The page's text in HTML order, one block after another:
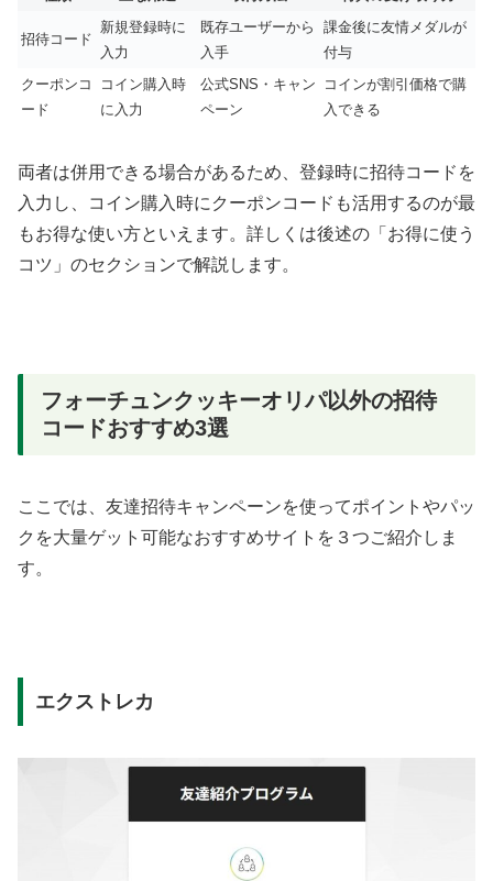
招待コード
新規登録時に
入力
既存ユーザーから
入手
課金後に友情メダルが
付与
クーポンコ
ード
コイン購入時
に入力
公式SNS・キャン
ペーン
コインが割引価格で購
入できる
両者は併用できる場合があるため、登録時に招待コードを
入力し、コイン購入時にクーポンコードも活用するのが最
もお得な使い方といえます。詳しくは後述の「お得に使う
コツ」のセクションで解説します。
フォーチュンクッキーオリパ以外の招待
コードおすすめ3選
ここでは、友達招待キャンペーンを使ってポイントやパッ
クを大量ゲット可能なおすすめサイトを３つご紹介しま
す。
エクストレカ